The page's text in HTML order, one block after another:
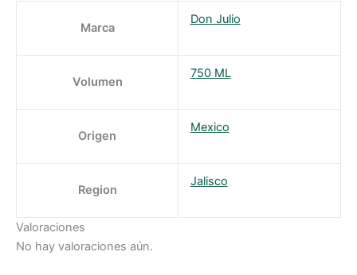
Marca
Don Julio
Volumen
750 ML
Origen
Mexico
Region
Jalisco
Valoraciones
No hay valoraciones aún.